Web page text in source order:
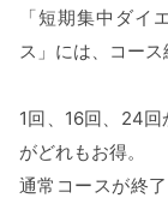
「短期集中ダイ
ス」には、コー
1回、16回、24
がどれもお得。
通常コースが終